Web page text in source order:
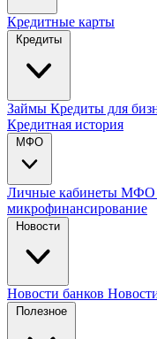
Кредитные карты
Кредиты
Займы Кредиты для
Кредитная история
МФО
Личные кабинеты МФО
микрофинансирование
Новости
Новости банков
Полезное